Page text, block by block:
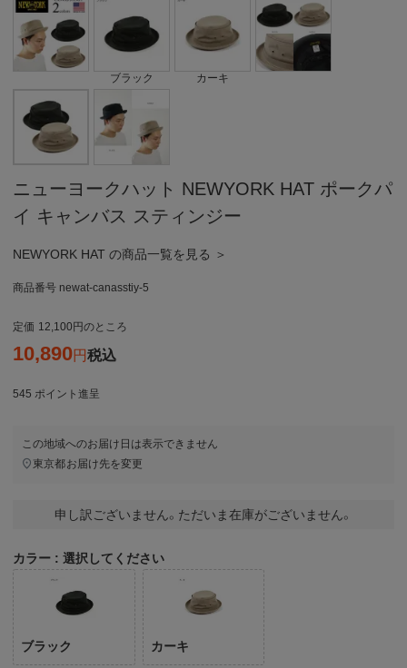
ブラック カーキ
ニューヨークハット NEWYORK HAT ポークパ
イ キャンバス スティンジー
NEWYORK HAT の商品一覧を見る ＞
商品番号 newat-canasstiy-5
定価 12,100 のところ
10,890 税込
545 ポイント進呈
この地域へのお届け日は表示できません
東京都お届け先を変更
申し訳ございません。ただいま在庫がございません。
カラー 選択してください
ブラック カーキ